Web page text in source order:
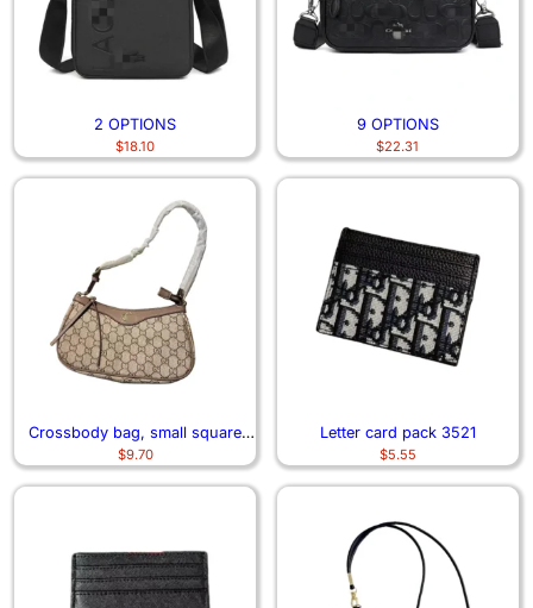
2 OPTIONS
$18.10
9 OPTIONS
$22.31
Crossbody bag, small square
bag 6746
$9.70
Letter card pack 3521
$5.55